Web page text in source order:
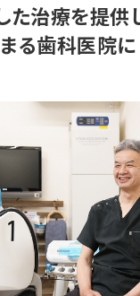
た治療を提供
る歯科医院に